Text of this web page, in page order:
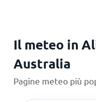
Il meteo in
Australia
Pagine meteo più